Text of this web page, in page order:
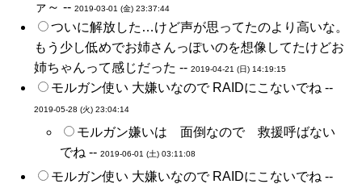
ァ～ -- 2019-03-01 (金) 23:37:44
ついに解放した…けど声が思ってたのより高いな。
もう少し低めでお姉さんっぽいのを想像してたけどお
姉ちゃんって感じだった -- 2019-04-21 (日) 14:19:15
モルガン使い 大嫌いなので RAIDにこないでね --
2019-05-28 (火) 23:04:14
モルガン嫌いは 面倒なので 救援呼ばない
でね -- 2019-06-01 (土) 03:11:08
モルガン使い 大嫌いなので RAIDにこないでね --